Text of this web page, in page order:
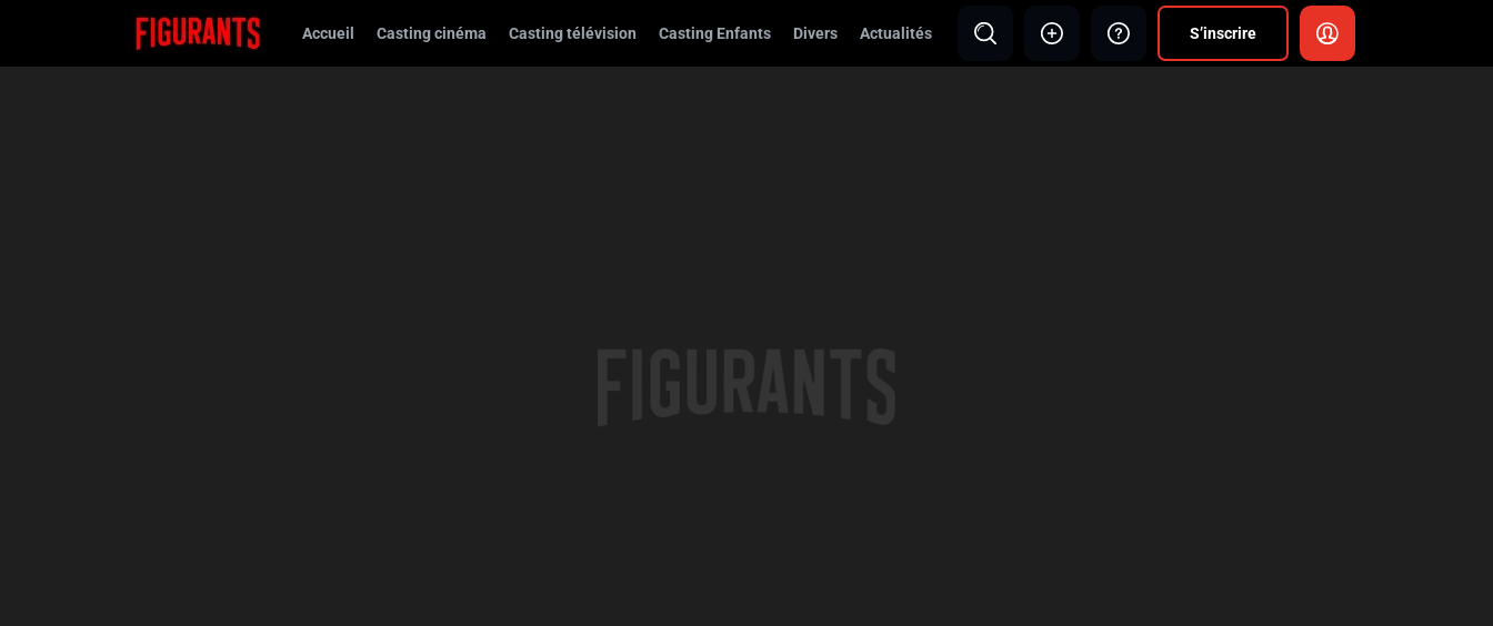
Accueil Casting cinéma Casting télévision Casting Enfants Divers Actualités S’inscrire